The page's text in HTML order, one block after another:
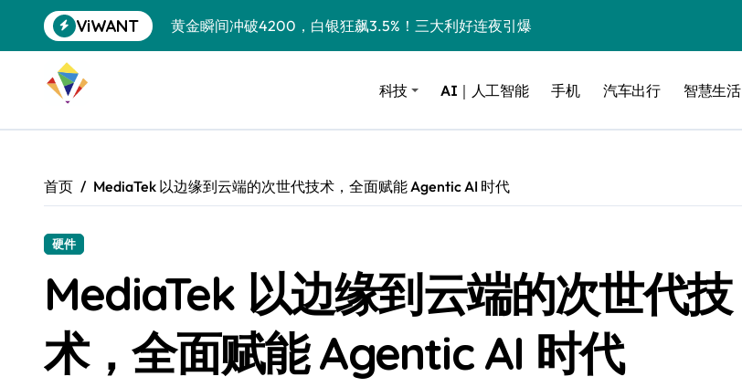
到
ViWANT
黄金瞬间冲破4200，白银狂飙3.5%！三大利好连夜引爆
Peloton 新车实测：屏幕能转、风扇怼脸，但最狠的是那个机械音
Xbox七月大崩盘：裁员3200、卖工作室、网络瘫了，微软这次真急了
谷歌DeepMind创始人辞去CEO，但继续“垂帘听政”？
400层堆叠、性能翻倍 三星把最新存储技术给了AI
召回X9、合作大众遇冷、高端梦碎：小鹏的“多事之夏”
比Model 3便宜？不，比Model 3有面儿——试驾雷克萨斯ES 500e
科技 AI｜人工智能 手机 汽车出行 智慧生活
首页 MediaTek 以边缘到云端的次世代技术，全面赋能 Agentic AI 时代
硬件
MediaTek 以边缘到云端的次世代技
术，全面赋能 Agentic AI 时代